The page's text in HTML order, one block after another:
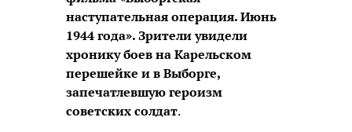
наступательная операция. Июнь
1944 года». Зрители увидели
хронику боев на Карельском
перешейке и в Выборге,
запечатлевшую героизм
советских солдат.